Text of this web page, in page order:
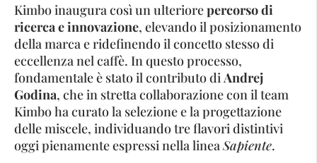
Kimbo inaugura così un ulteriorepercorso di
ricerca e innovazione, elevando il posizionamento
della marca e ridefinendo il concetto stesso di
eccellenza nel caffè. In questo processo,
fondamentale è stato il contributo di Andrej
Godina, che in stretta collaborazione con il team
Kimbo ha curato la selezione e la progettazione
delle miscele, individuando tre flavori distintivi
oggi pienamente espressi nella linea Sapiente.